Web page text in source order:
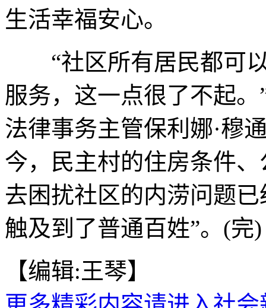
生活幸福安心。
“社区所有居民都可以
服务，这一点很了不起
法律事务主管保利娜·穆
今，民主村的住房条件
去困扰社区的内涝问题
触及到了普通百姓”。(完)
【编辑:王琴】